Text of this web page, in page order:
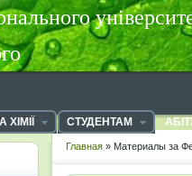
СТУДЕНТАМ
Главная » Материалы за